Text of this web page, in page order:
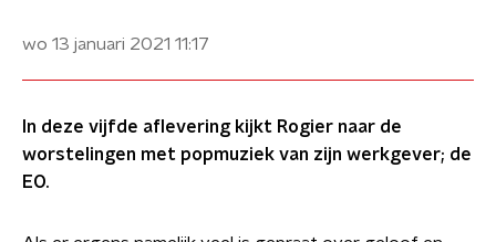
wo 13 januari 2021 11:17
In deze vijfde aflevering kijkt Rogier naar de
worstelingen met popmuziek van zijn werkgever; de
EO.